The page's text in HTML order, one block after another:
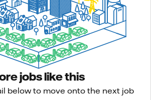
jobs like this
below to move onto the next job